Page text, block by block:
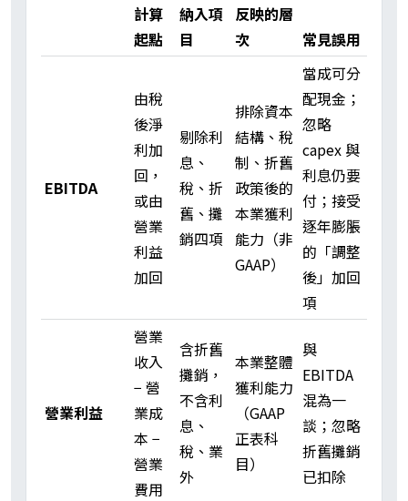
計算
起點
納入項
目
反映的層
次
常見誤用
EBITDA
由稅
後淨
利加
回，
或由
營業
利益
加回
剔除利
息、
稅、折
舊、攤
銷四項
排除資本
結構、稅
制、折舊
政策後的
本業獲利
能力（非
GAAP）
當成可分
配現金；
忽略
capex 與
利息仍要
付；接受
逐年膨脹
的「調整
後」加回
項
營業利益
營業
收入
− 營
業成
本 −
營業
費用
含折舊
攤銷，
不含利
息、
稅、業
外
本業整體
獲利能力
（GAAP
正表科
目）
與
EBITDA
混為一
談；忽略
折舊攤銷
已扣除